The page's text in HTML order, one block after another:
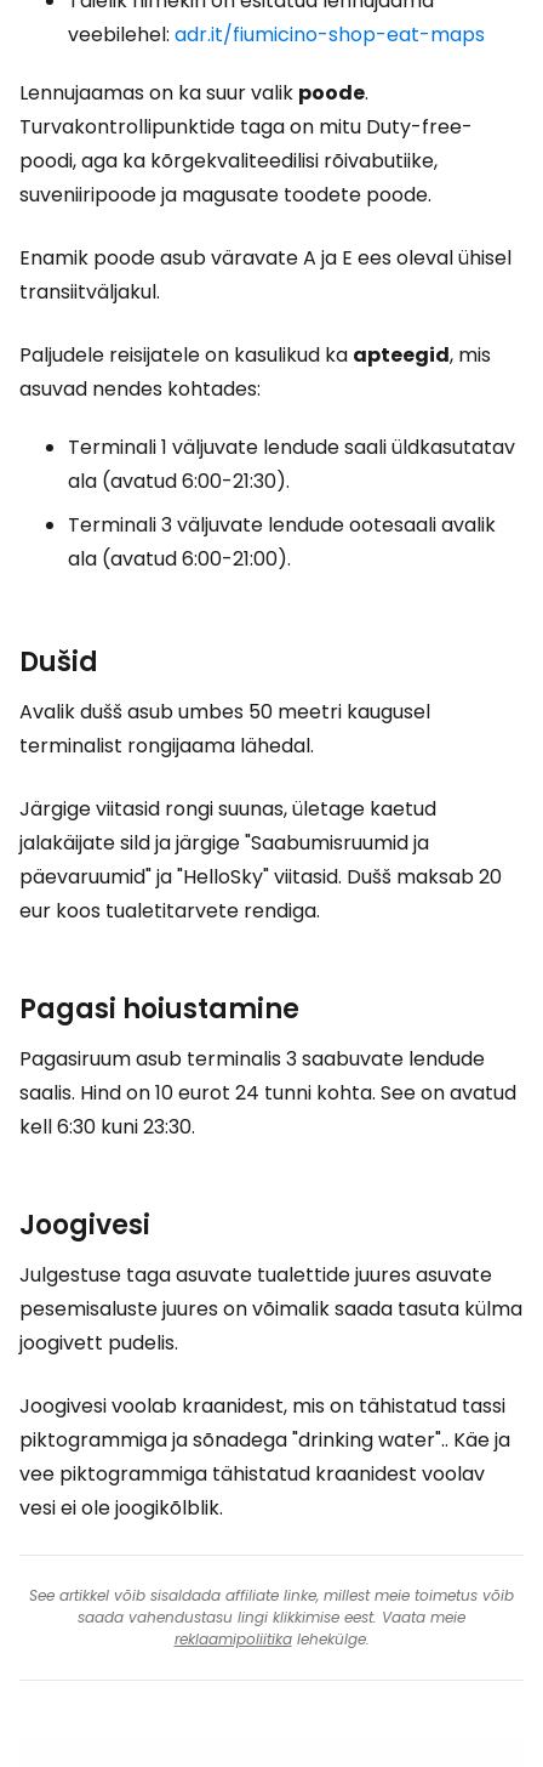
veebilehel: adr.it/fiumicino-shop-eat-maps
Lennujaamas on ka suur valik poode.
Turvakontrollipunktide taga on mitu Duty-free-
poodi, aga ka kõrgekvaliteedilisi rõivabutiike,
suveniiripoode ja magusate toodete poode.
Enamik poode asub väravate A ja E ees oleval ühisel
transiitväljakul.
Paljudele reisijatele on kasulikud ka apteegid, mis
asuvad nendes kohtades:
Terminali 1 väljuvate lendude saali üldkasutatav
ala (avatud 6:00-21:30).
Terminali 3 väljuvate lendude ootesaali avalik
ala (avatud 6:00-21:00).
Dušid
Avalik dušš asub umbes 50 meetri kaugusel
terminalist rongijaama lähedal.
Järgige viitasid rongi suunas, ületage kaetud
jalakäijate sild ja järgige "Saabumisruumid ja
päevaruumid" ja "HelloSky" viitasid. Dušš maksab20
eur koos tualetitarvete rendiga.
Pagasi hoiustamine
Pagasiruum asub terminalis 3 saabuvate lendude
saalis. Hind on 10 eurot 24 tunni kohta. See on avatud
kell 6:30 kuni 23:30.
Joogivesi
Julgestuse taga asuvate tualettide juures asuvate
pesemisaluste juures on võimalik saada tasuta külma
joogivett pudelis.
Joogivesi voolab kraanidest, mis on tähistatud tassi
piktogrammiga ja sõnadega "drinking water".. Käe ja
vee piktogrammiga tähistatud kraanidest voolav
vesi ei ole joogikõlblik.
See artikkel võib sisaldada affiliate linke, millest meie toimetus võib
saada vahendustasu lingi klikkimise eest. Vaata meie
reklaamipoliitikalehekülge.